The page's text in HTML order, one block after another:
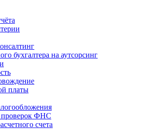
бухгалтера на аутсорсинг
платы
ФНС
счета